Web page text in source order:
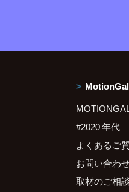
#2020 年代
よくあるご
お問い合わ
取材のご相談